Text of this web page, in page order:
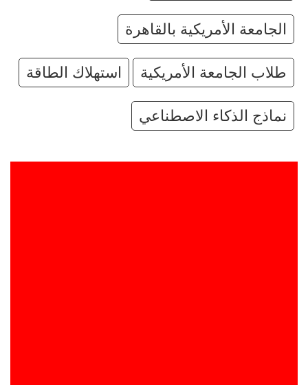
الجامعة الأمريكية بالقاهرة
طلاب الجامعة الأمريكية استهلاك الطاقة
نماذج الذكاء الاصطناعي